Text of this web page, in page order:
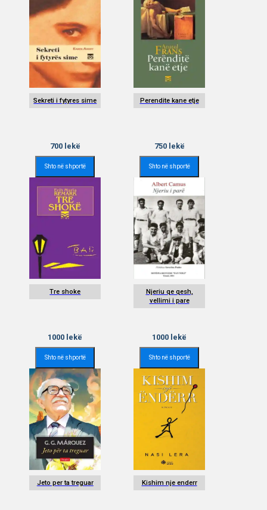
Sekreti i fytyres sime
700lekë
Shto në shportë
Perendite kane etje
750lekë
Shto në shportë
Tre shoke
1000 lekë
Shto në shportë
Njeriu qe qesh,
vellimi i pare
1000 lekë
Shto në shportë
Jeto per ta treguar Kishim nje enderr